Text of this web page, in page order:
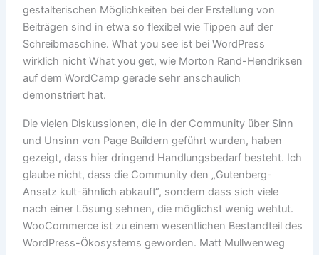
gestalterischen Möglichkeiten bei der Erstellung von
Beiträgen sind in etwa so flexibel wie Tippen auf der
Schreibmaschine. What you see ist bei WordPress
wirklich nicht What you get, wie Morton Rand-Hendriksen
auf dem WordCamp gerade sehr anschaulich
demonstriert hat.
Die vielen Diskussionen, die in der Community über Sinn
und Unsinn von Page Buildern geführt wurden, haben
gezeigt, dass hier dringend Handlungsbedarf besteht. Ich
glaube nicht, dass die Community den „Gutenberg-
Ansatz kult-ähnlich abkauft“, sondern dass sich viele
nach einer Lösung sehnen, die möglichst wenig wehtut.
WooCommerce ist zu einem wesentlichen Bestandteil des
WordPress-Ökosystems geworden. Matt Mullwenweg